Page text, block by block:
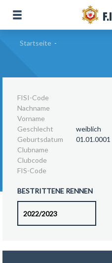
Startseite -
FISI-Code
Nachname
Vorname
Geschlecht
weiblich
Geburtsdatum
01.01.0001
Clubname
Clubcode
FIS-Code
BESTRITTENE RENNEN